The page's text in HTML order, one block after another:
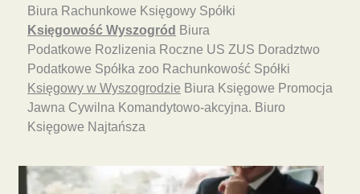
Biura Rachunkowe Księgowy Spółki
Księgowość Wyszogród Biura
Podatkowe Rozlizenia Roczne US ZUS Doradztwo
Podatkowe Spółka zoo Rachunkowość Spółki
Księgowy w Wyszogrodzie Biura Księgowe Promocja
Jawna Cywilna Komandytowo-akcyjna. Biuro
Księgowe Najtańsza